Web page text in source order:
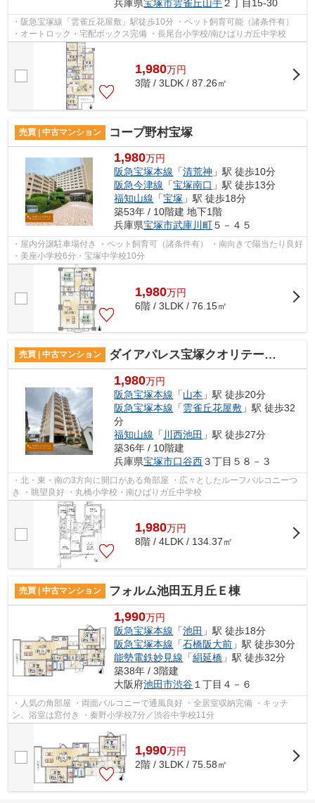
兵庫県宝塚市雲雀丘山手２丁目15-30
・阪急宝塚線「雲雀丘花屋敷」駅徒歩10分 ・ペット飼育可能（諸条件有）
・オートロック・宅配ボックス完備 ・長尾台小学校/南ひばりガ丘中学校
1,980万円
3階 / 3LDK / 87.26㎡
売買 | 中古マンション コープ野村宝塚
1,980万円
阪急宝塚本線 「清荒神 」駅 徒歩10分
阪急今津線 「宝塚南口 」駅 徒歩13分
福知山線 「宝塚 」駅 徒歩18分
築53年 / 10階建 地下1階
兵庫県宝塚市武庫川町５－４５
・屋内分譲駐車場付き ・ペット飼育可（諸条件有） ・南向きで陽当たり良好
・美座小学校6分・宝塚中学校10分
1,980万円
6階 / 3LDK / 76.15㎡
売買 | 中古マンション ダイアパレス宝塚クオリテージⅠ
1,980万円
阪急宝塚本線 「山本 」駅 徒歩20分
阪急宝塚本線 「雲雀丘花屋敷 」駅 徒歩32
分
福知山線 「 川西池田 」駅 徒歩27分
築36年 / 10階建
兵庫県宝塚市口谷西３丁目５８－３
・北・東・南の3方向に開口がある角部屋 ・広々としたルーフバルコニーつ
き ・眺望良好 ・丸橋小学校・南ひばりガ丘中学校
1,980万円
8階 / 4LDK / 134.37㎡
売買 | 中古マンション フォルム池田五月丘Ｅ棟
1,990万円
阪急宝塚本線 「池田 」駅 徒歩18分
阪急宝塚本線 「石橋阪大前 」駅 徒歩30分
能勢電鉄妙見線 「絹延橋 」駅 徒歩32分
築38年 / 3階建
大阪府池田市渋谷 １丁目４－６
・人気の角部屋 ・両面バルコニーで通風良好 ・全居室収納完備 ・キッチ
ン、浴室は窓付き ・秦野小学校7分／渋谷中学校11分
1,990万円
2階 / 3LDK / 75.58㎡